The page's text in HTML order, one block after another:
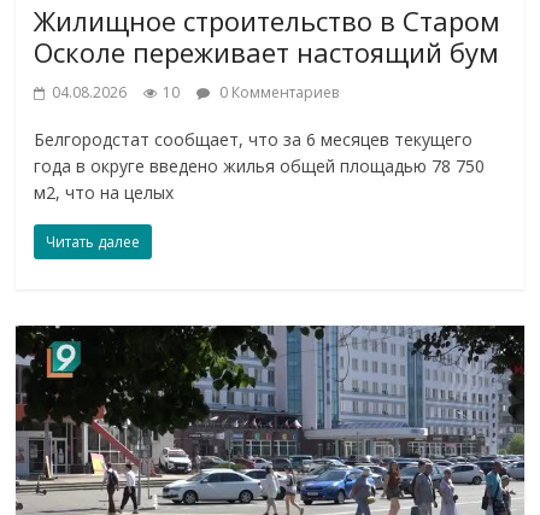
Жилищное строительство в Старом
Осколе переживает настоящий бум
04.08.2026 10 0 Комментариев
Белгородстат сообщает, что за 6 месяцев текущего
года в округе введено жилья общей площадью 78 750
м2, что на целых
Читать далее